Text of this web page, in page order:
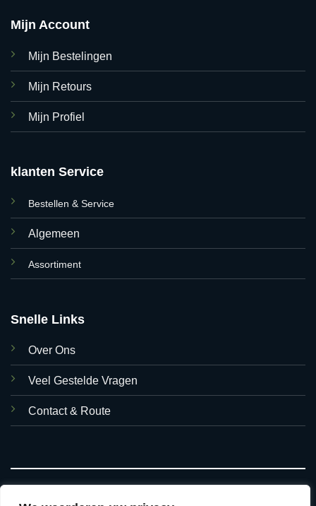
Mijn Account
Mijn Bestelingen
Mijn Retours
Mijn Profiel
klanten Service
Bestellen & Service
Algemeen
Assortiment
Snelle Links
Over Ons
Veel Gestelde Vragen
Contact & Route